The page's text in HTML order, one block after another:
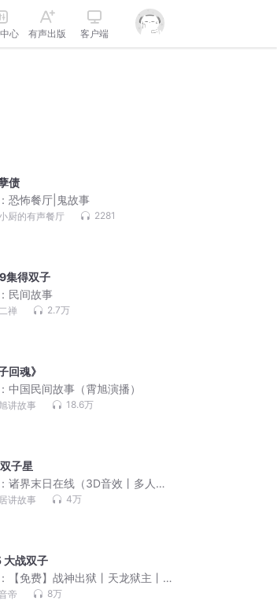
心 有声出版 客户端
债
恐怖餐厅|鬼故事
厨的有声餐厅 2281
集得双子
民间故事
禅 2.7万
回魂》
中国民间故事（霄旭演播）
讲故事 18.6万
子星
诸界末日在线（3D音效丨多人丨
费）
讲故事 4万
大战双子
【免费】战神出狱丨天龙狱主丨
骄丨爆款上门龙婿
帝 8万